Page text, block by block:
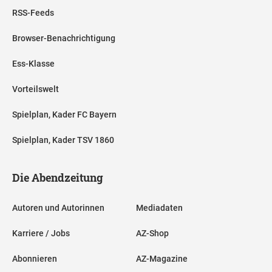
RSS-Feeds
Browser-Benachrichtigung
Ess-Klasse
Vorteilswelt
Spielplan, Kader FC Bayern
Spielplan, Kader TSV 1860
Die Abendzeitung
Autoren und Autorinnen
Karriere / Jobs
Abonnieren
Mediadaten
AZ-Shop
AZ-Magazine